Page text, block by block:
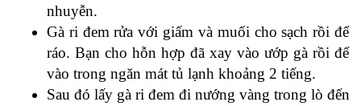
nhuyễn.
Gà ri đem rửa với giấm và muối cho sạch rồi để
ráo. Bạn cho hỗn hợp đã xay vào ướp gà rồi để
vào trong ngăn mát tủ lạnh khoảng 2 tiếng.
Sau đó lấy gà ri đem đi nướng vàng trong lò đến